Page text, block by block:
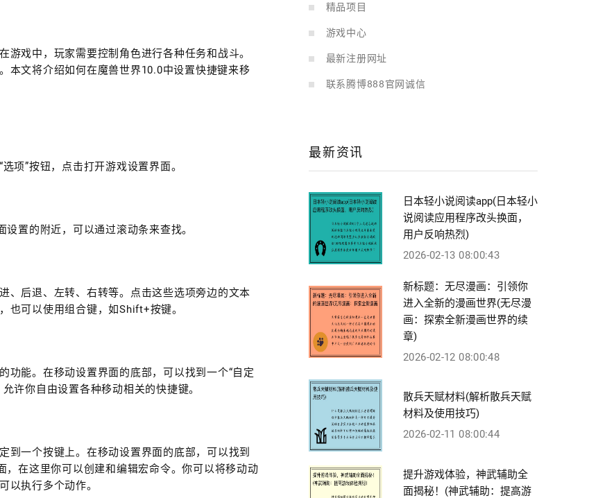
戏中，玩家需要控制角色进行各种任务和战斗。
本文将介绍如何在魔兽世界10.0中设置快捷键来移
项”按钮，点击打开游戏设置界面。
置的附近，可以通过滚动条来查找。
、后退、左转、右转等。点击这些选项旁边的文本
也可以使用组合键，如Shift+按键。
功能。在移动设置界面的底部，可以找到一个“自定
许你自由设置各种移动相关的快捷键。
到一个按键上。在移动设置界面的底部，可以找到
，在这里你可以创建和编辑宏命令。你可以将移动动
以执行多个动作。
精品项目
游戏中心
最新注册网址
联系腾博888官网诚信
最新资讯
日本轻小说阅读app(日本轻小
说阅读应用程序改头换面，
用户反响热烈)
2026-02-13 08:00:43
新标题：无尽漫画：引领你
进入全新的漫画世界(无尽漫
画：探索全新漫画世界的续
章)
2026-02-12 08:00:48
散兵天赋材料(解析散兵天赋
材料及使用技巧)
2026-02-11 08:00:44
提升游戏体验，神武辅助全
面揭秘！(神武辅助：提高游